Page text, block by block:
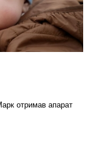
отримав апарат